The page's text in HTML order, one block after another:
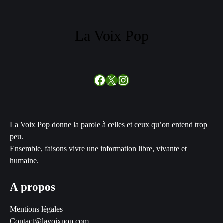
La Voix Pop
Facebook
X Instagram
La Voix Pop donne la parole à celles et ceux qu’on entend trop
peu.
Ensemble, faisons vivre une information libre, vivante et
humaine.
A propos
Mentions légales
Contact@lavoixpop.com